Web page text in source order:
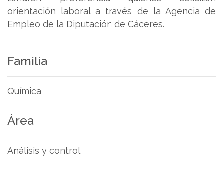
orientación laboral a través de la Agencia de
Empleo de la Diputación de Cáceres.
Familia
Química
Área
Análisis y control